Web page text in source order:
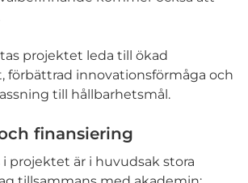
projektet leda till ökad
förbättrad innovationsförmåga och
till hållbarhetsmål.
finansiering
projektet är i huvudsak stora